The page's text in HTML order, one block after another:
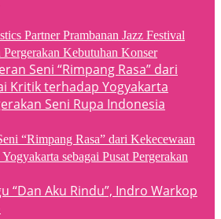
Partner Prambanan Jazz Festival
Kebutuhan Konser
“Rimpang Rasa” dari Kekecewaan
sebagai Pusat Pergerakan